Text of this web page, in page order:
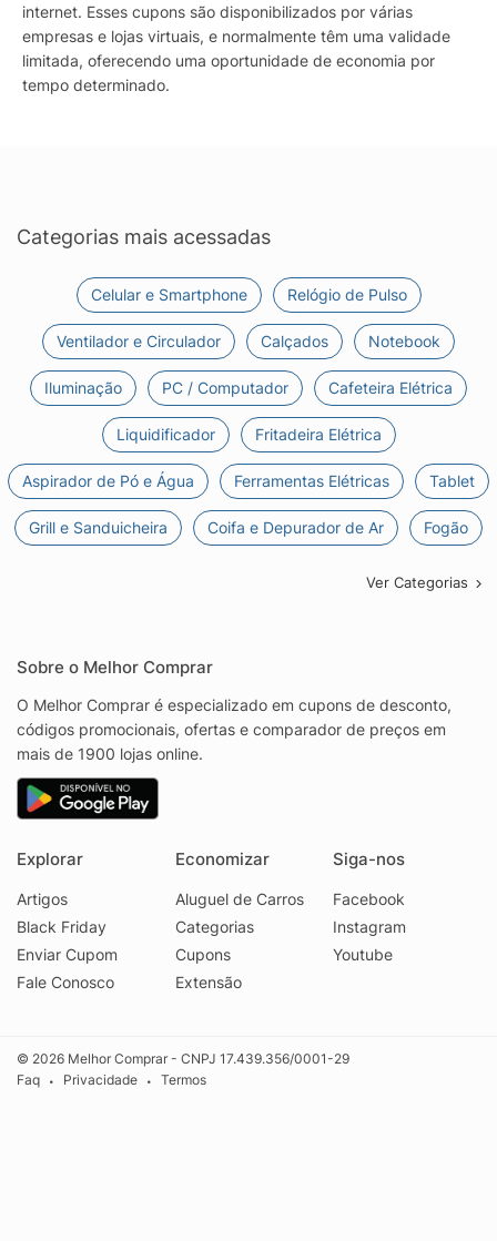
internet. Esses cupons são disponibilizados por várias
empresas e lojas virtuais, e normalmente têm uma validade
limitada, oferecendo uma oportunidade de economia por
tempo determinado.
Categorias mais acessadas
Celular e Smartphone Relógio de Pulso
Ventilador e Circulador Calçados Notebook
Iluminação PC / Computador Cafeteira Elétrica
Liquidificador Fritadeira Elétrica
Aspirador de Pó e Água Ferramentas Elétricas Tablet
Grill e Sanduicheira Coifa e Depurador de Ar Fogão
Ver Categorias
Sobre o Melhor Comprar
O Melhor Comprar é especializado em cupons de desconto,
códigos promocionais, ofertas e comparador de preços em
mais de 1900 lojas online.
Explorar
Artigos
Black Friday
Enviar Cupom
Fale Conosco
Economizar
Aluguel de Carros
Categorias
Cupons
Extensão
Siga-nos
Facebook
Instagram
Youtube
© 2026 Melhor Comprar - CNPJ 17.439.356/0001-29
Faq
• Privacidade • Termos